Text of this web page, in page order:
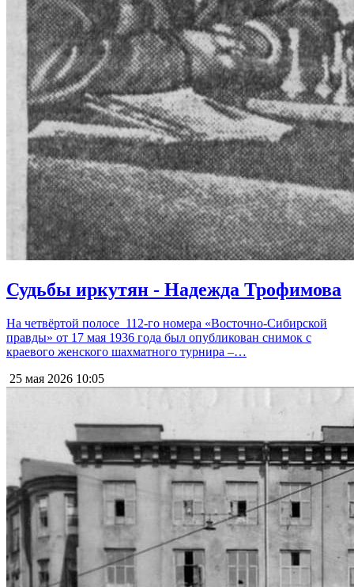
Судьбы иркутян - Надежда Трофимова
На четвёртой полосе 112-го номера «Восточно-Сибирской
правды» от 17 мая 1936 года был опубликован снимок с
краевого женского шахматного турнира –…
25 мая 2026 10:05